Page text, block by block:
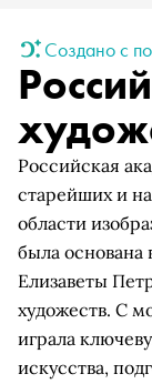
Создано с
Российская
старейших и
области
была основана
Елизаветы
художеств. С
играла
искусства,